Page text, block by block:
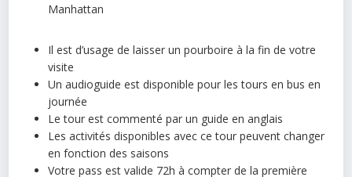
Manhattan
Il est d’usage de laisser un pourboire à la fin de votre
visite
Un audioguide est disponible pour les tours en bus en
journée
Le tour est commenté par un guide en anglais
Les activités disponibles avec ce tour peuvent changer
en fonction des saisons
Votre pass est valide 72h à compter de la première